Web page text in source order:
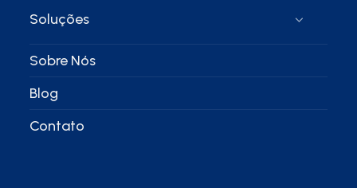
Soluções
Sobre Nós
Blog
Contato